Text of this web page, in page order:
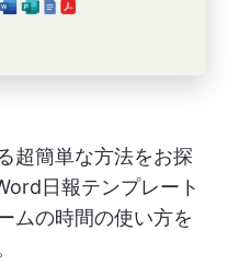
超簡単な方法をお探
日報テンプレート
ムの時間の使い方を